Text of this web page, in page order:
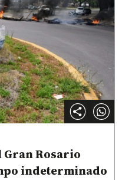
Rosario
indeterminado